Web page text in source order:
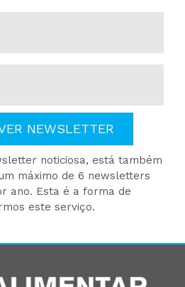
NEWSLETTER
noticiosa, está também
máximo de 6 newsletters
ano. Esta é a forma de
este serviço.